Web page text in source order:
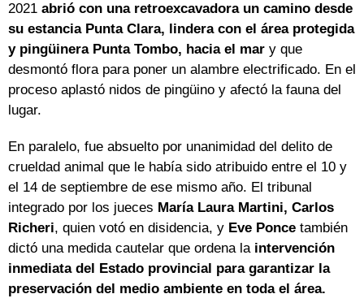
2021 abrió con una retroexcavadora un camino desde
su estancia Punta Clara, lindera con el área protegida
y pingüinera Punta Tombo, hacia el mar y que
desmontó flora para poner un alambre electrificado. En el
proceso aplastó nidos de pingüino y afectó la fauna del
lugar.
En paralelo, fue absuelto por unanimidad del delito de
crueldad animal que le había sido atribuido entre el 10 y
el 14 de septiembre de ese mismo año. El tribunal
integrado por los jueces María Laura Martini, Carlos
Richeri, quien votó en disidencia, y Eve Ponce también
dictó una medida cautelar que ordena la intervención
inmediata del Estado provincial para garantizar la
preservación del medio ambiente en toda el área.